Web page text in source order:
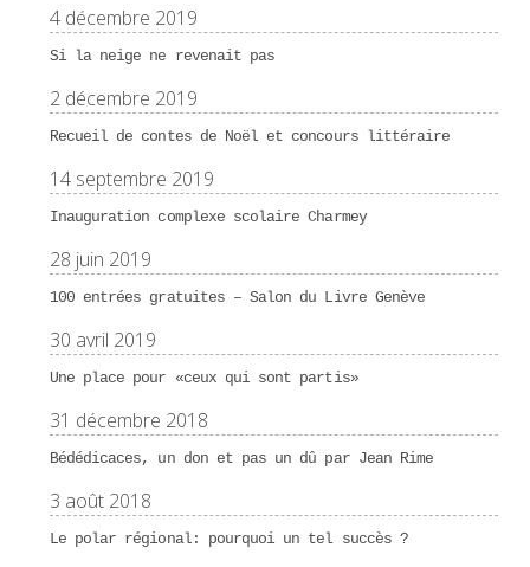
4 décembre 2019
Si la neige ne revenait pas
2 décembre 2019
Recueil de contes de Noël et concours littéraire
14 septembre 2019
Inauguration complexe scolaire Charmey
28 juin 2019
100 entrées gratuites – Salon du Livre Genève
30 avril 2019
Une place pour «ceux qui sont partis»
31 décembre 2018
Bédédicaces, un don et pas un dû par Jean Rime
3 août 2018
Le polar régional: pourquoi un tel succès ?